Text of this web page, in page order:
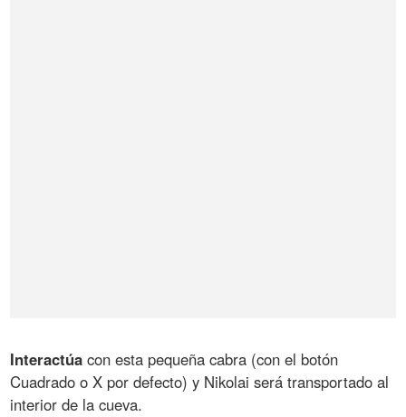
Interactúa con esta pequeña cabra (con el botón
Cuadrado o X por defecto) y Nikolai será transportado al
interior de la cueva.